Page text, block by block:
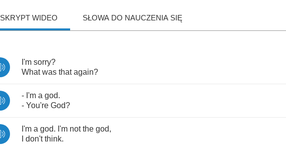
SKRYPT WIDEO SŁOWA DO NAUCZENIA SIĘ
I'm sorry?
What was that again?
- I'm a god.
- You're God?
I'm a god. I'm not the god,
don't think.